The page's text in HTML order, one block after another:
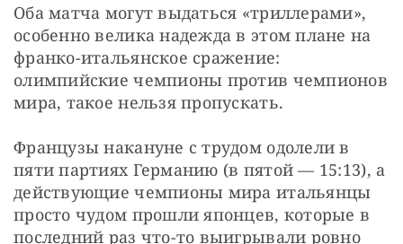
Оба матча могут выдаться «триллерами»,
особенно велика надежда в этом плане на
франко-итальянское сражение:
олимпийские чемпионы против чемпионов
мира, такое нельзя пропускать.
Французы накануне с трудом одолели в
пяти партиях Германию (в пятой — 15:13), а
действующие чемпионы мира итальянцы
просто чудом прошли японцев, которые в
последний раз что-то выигрывали ровно